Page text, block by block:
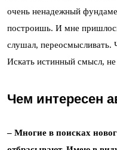
очень ненадежный
построишь. И мне
слушал, переосмысливать.
Искать истинный смысл,
Чем интересен
– Многие в поисках